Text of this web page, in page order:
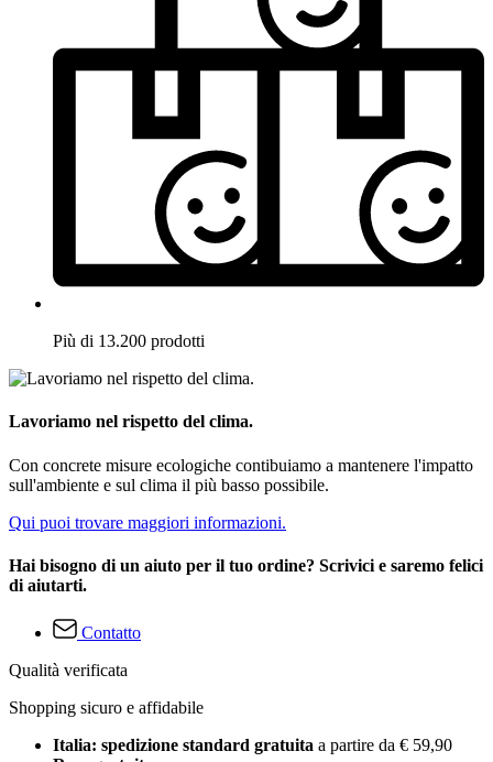
Più di 13.200 prodotti
Lavoriamo nel rispetto del clima.
Con concrete misure ecologiche contibuiamo a mantenere l'impatto
sull'ambiente e sul clima il più basso possibile.
Qui puoi trovare maggiori informazioni.
Hai bisogno di un aiuto per il tuo ordine? Scrivici e saremo felici
di aiutarti.
Contatto
Qualità verificata
Shopping sicuro e affidabile
Italia: spedizione standard gratuita a partire da € 59,90